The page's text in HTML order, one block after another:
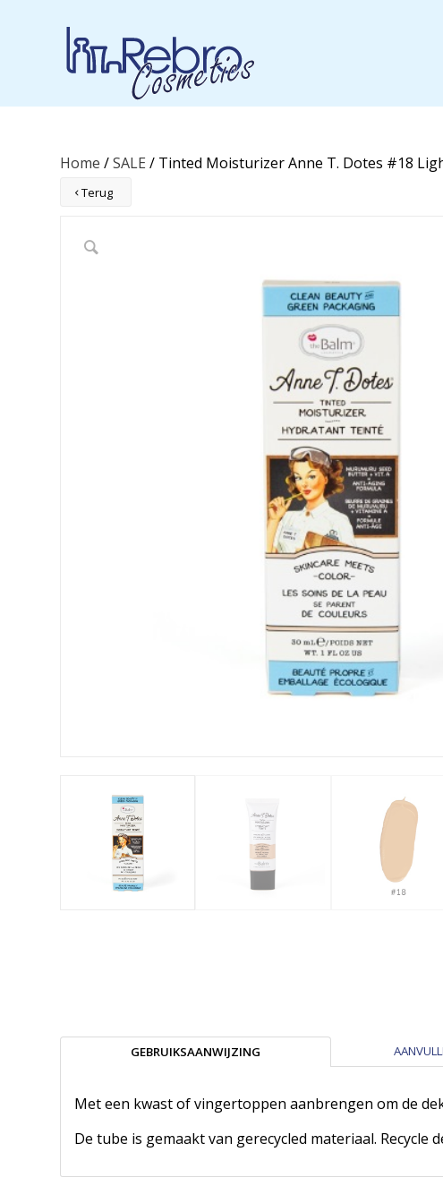
Home /SALE / Tinted Moisturizer Anne T. Dotes #18
Terug
GEBRUIKSAANWIJZING
Met een kwast of vingertoppen aanbrengen om de
De tube is gemaakt van gerecycled materiaal. Recycle